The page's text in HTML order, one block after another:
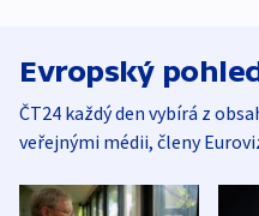
Evropský
ČT24 každý den vybírá z
veřejnými médii, členy